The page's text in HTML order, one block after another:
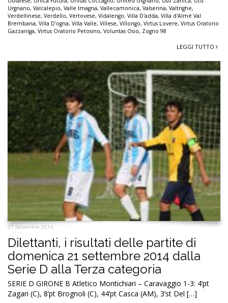
Urgnano, Valcalepio, Valle Imagna, Vallecamonica, Valserina, Valtrighe,
Verdellinese, Verdello, Vertovese, Vidalengo, Villa D'adda, Villa d'Almè Val
Brembana, Villa D'ogna, Villa Valle, Villese, Villongo, Virtus Lovere, Virtus Oratorio
Gazzaniga, Virtus Oratorio Petosino, Voluntas Osio, Zogno 98
LEGGI TUTTO
21 Settembre 2014
Dilettanti, i risultati delle partite di
domenica 21 settembre 2014 dalla
Serie D alla Terza categoria
SERIE D GIRONE B Atletico Montichiari – Caravaggio 1-3: 4’pt
Zagari (C), 8’pt Brognoli (C), 44’pt Casca (AM), 3’st Del […]